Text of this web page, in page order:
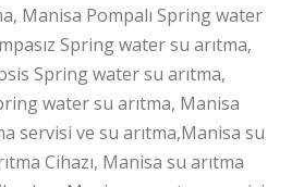
Manisa Pompalı Spring water
Spring water su arıtma,
Spring water su arıtma,
water su arıtma, Manisa
servisi ve su arıtma,Manisa su
Cihazı, Manisa su arıtma